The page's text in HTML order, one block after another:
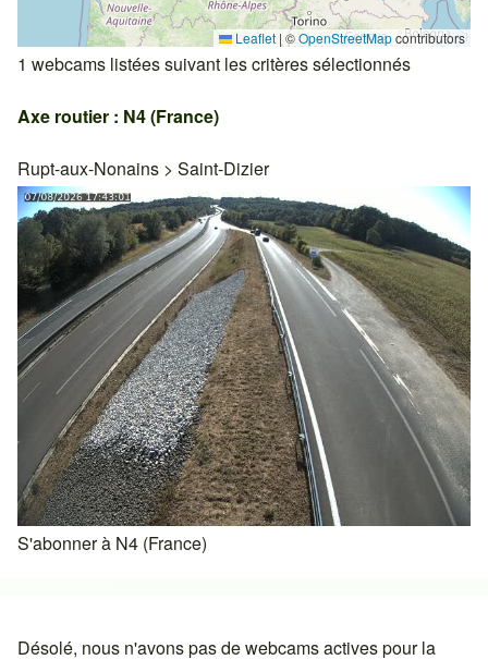
Leaflet | ©OpenStreetMapcontributors
1 webcams listées suivant les critères sélectionnés
Axe routier : N4 (France)
Rupt-aux-Nonains > Saint-Dizier
S'abonner à N4 (France)
Désolé, nous n'avons pas de webcams actives pour la